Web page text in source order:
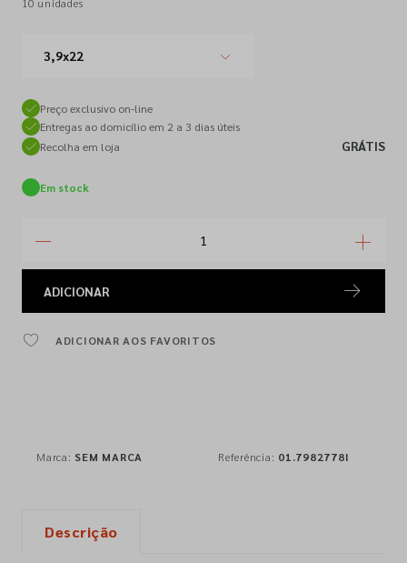
3,9x22
Preço exclusivo on-line
Entregas ao domicílio em 2 a 3 dias úteis
Recolha em loja
GRÁTIS
Em stock
ADICIONAR
ADICIONAR AOS FAVORITOS
Marca: SEM MARCA Referência: 01.7982778I
Descrição